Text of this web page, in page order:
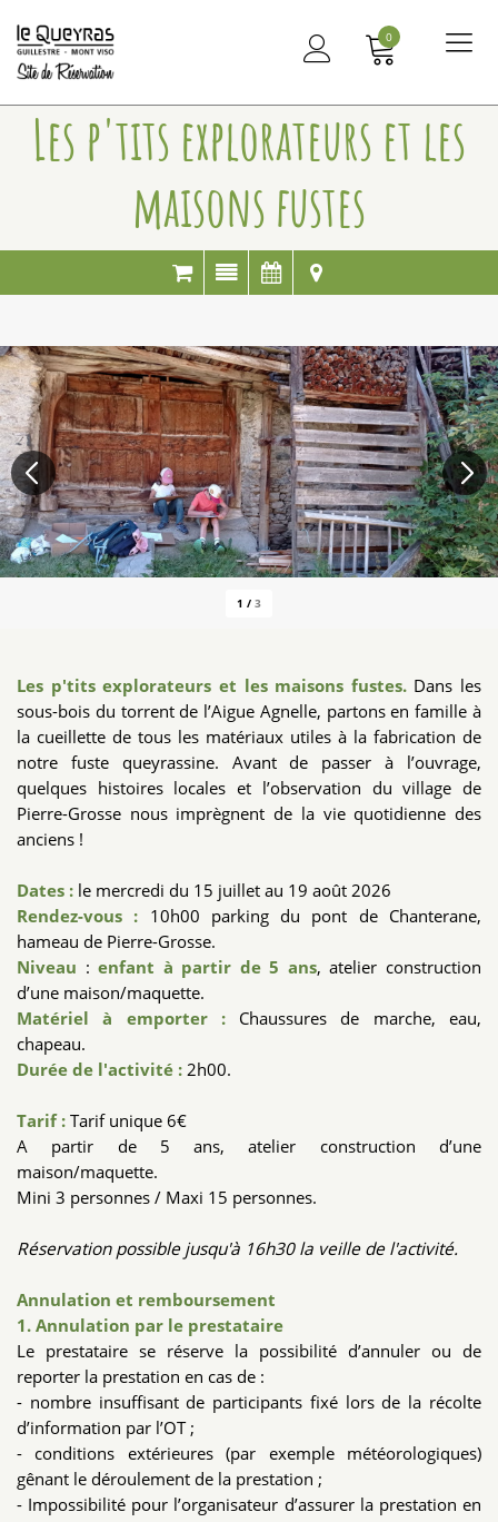
0
Les p'tits explorateurs et les
maisons fustes
1 / 3
Les p'tits explorateurs et les maisons fustes.Dans les
sous-bois du torrent de l’Aigue Agnelle, partons en famille à
la cueillette de tous les matériaux utiles à la fabrication de
notre fuste queyrassine. Avant de passer à l’ouvrage,
quelques histoires locales et l’observation du village de
Pierre-Grosse nous imprègnent de la vie quotidienne des
anciens !
Dates : le mercredi du 15 juillet au 19 août 2026
Rendez-vous : 10h00 parking du pont de Chanterane,
hameau de Pierre-Grosse.
Niveau :enfant à partir de 5 ans, atelier construction
d’une maison/maquette.
Matériel à emporter : Chaussures de marche, eau,
chapeau.
Durée de l'activité :2h00.
Tarif :Tarif unique 6€
A partir de 5 ans, atelier construction d’une
maison/maquette.
Mini 3 personnes / Maxi 15 personnes.
Réservation possible jusqu'à 16h30 la veille de l'activité.
Annulation et remboursement
1. Annulation par le prestataire
Le prestataire se réserve la possibilité d’annuler ou de
reporter la prestation en cas de :
- nombre insuffisant de participants fixé lors de la récolte
d’information par l’OT ;
- conditions extérieures (par exemple météorologiques)
gênant le déroulement de la prestation ;
- Impossibilité pour l’organisateur d’assurer la prestation en